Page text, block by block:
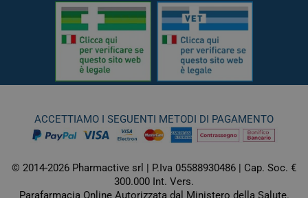
ACCETTIAMO I SEGUENTI METODI DI PAGAMENTO
© 2014-2026 Pharmactive srl | P.Iva 05588930486 | Cap. Soc. €
300.000 Int. Vers.
Parafarmacia Online Autorizzata dal Ministero della Salute.